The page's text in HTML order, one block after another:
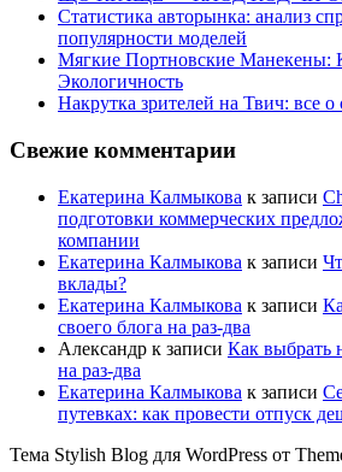
Статистика авторынка: анализ
популярности моделей
Мягкие Портновские Манекены:
Экологичность
Накрутка зрителей на Твич: все о
Свежие комментарии
Екатерина Калмыкова к записи
подготовки коммерческих
компании
Екатерина Калмыкова к записи
вклады?
Екатерина Калмыкова к записи
своего блога на раз-два
Александр к записи Как выбрать
на раз-два
Екатерина Калмыкова к записи
путевках: как провести отпуск
Тема Stylish Blog для WordPress от